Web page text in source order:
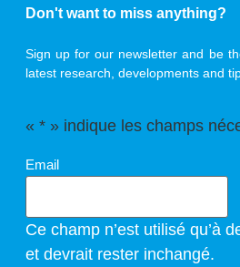
Don't want to miss anything?
Sign up for our newsletter and be
latest research, developments and
« * » indique les champs
Email
Ce champ n’est utilisé qu’à
et devrait rester inchangé.